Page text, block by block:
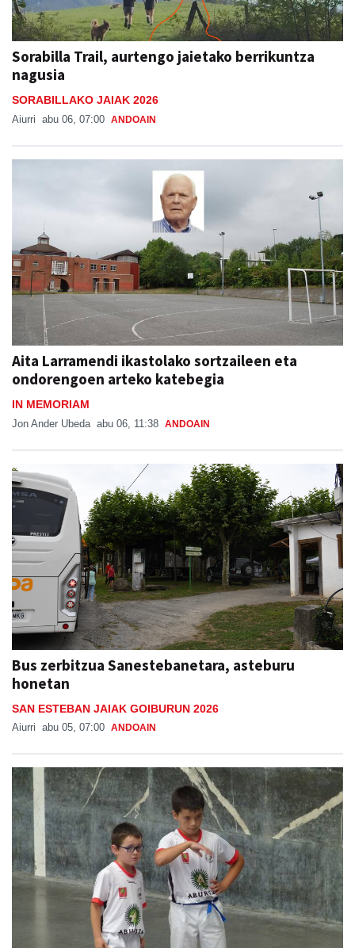
Sorabilla Trail, aurtengo jaietako berrikuntza
nagusia
SORABILLAKO JAIAK 2026
Aiurri abu 06, 07:00 ANDOAIN
Aita Larramendi ikastolako sortzaileen eta
ondorengoen arteko katebegia
IN MEMORIAM
Jon Ander Ubeda abu 06, 11:38 ANDOAIN
Bus zerbitzua Sanestebanetara, asteburu
honetan
SAN ESTEBAN JAIAK GOIBURUN 2026
Aiurri abu 05, 07:00 ANDOAIN